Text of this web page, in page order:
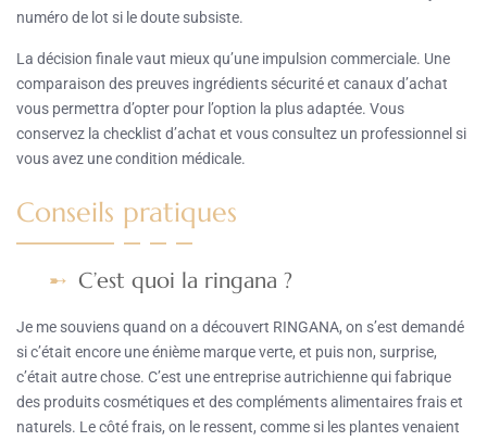
numéro de lot si le doute subsiste.
La décision finale vaut mieux qu’une impulsion commerciale. Une
comparaison des preuves ingrédients sécurité et canaux d’achat
vous permettra d’opter pour l’option la plus adaptée. Vous
conservez la checklist d’achat et vous consultez un professionnel si
vous avez une condition médicale.
Conseils pratiques
C’est quoi la ringana ?
Je me souviens quand on a découvert RINGANA, on s’est demandé
si c’était encore une énième marque verte, et puis non, surprise,
c’était autre chose. C’est une entreprise autrichienne qui fabrique
des produits cosmétiques et des compléments alimentaires frais et
naturels. Le côté frais, on le ressent, comme si les plantes venaient